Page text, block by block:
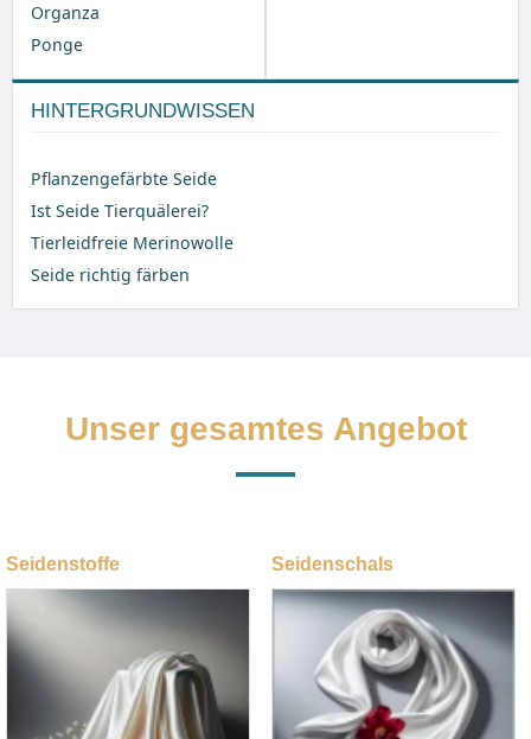
Organza
Ponge
HINTERGRUNDWISSEN
Pflanzengefärbte Seide
Ist Seide Tierquälerei?
Tierleidfreie Merinowolle
Seide richtig färben
Unser gesamtes Angebot
Seidenstoffe Seidenschals